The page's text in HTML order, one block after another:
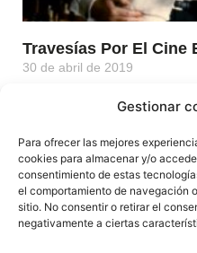
Gestionar
Para ofrecer las mejores
cookies para almacenar y/o
consentimiento de estas
el comportamiento de navegación
sitio. No consentir o retirar el
negativamente a ciertas
Travesías Por El Cine
30 de abril de 2019
Travesías por el cine
dedicadas al cine español en
(Madrid). Entrevista realizada
Leer Más »
1 2 3